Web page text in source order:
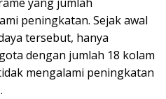
peningkatan. Sejak awal
tersebut, hanya
dengan jumlah 18 kolam
mengalami peningkatan